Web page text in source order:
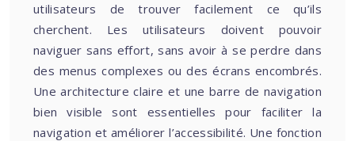
utilisateurs de trouver facilement ce qu’ils
cherchent. Les utilisateurs doivent pouvoir
naviguer sans effort, sans avoir à se perdre dans
des menus complexes ou des écrans encombrés.
Une architecture claire et une barre de navigation
bien visible sont essentielles pour faciliter la
navigation et améliorer l’accessibilité. Une fonction